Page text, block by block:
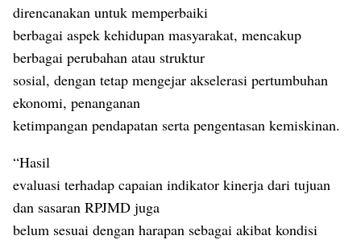
direncanakan untuk memperbaiki
berbagai aspek kehidupan masyarakat, mencakup
berbagai perubahan atau struktur
sosial, dengan tetap mengejar akselerasi pertumbuhan
ekonomi, penanganan
ketimpangan pendapatan serta pengentasan kemiskinan.
“Hasil
evaluasi terhadap capaian indikator kinerja dari tujuan
dan sasaran RPJMD juga
belum sesuai dengan harapan sebagai akibat kondisi